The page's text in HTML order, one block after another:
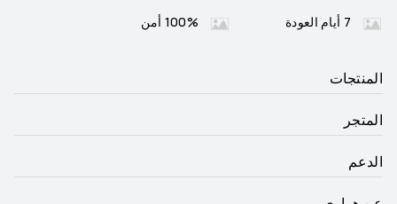
7 أيام العودة 100% أمن
المنتجات
المتجر
الدعم